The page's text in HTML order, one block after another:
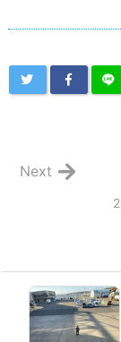
Next